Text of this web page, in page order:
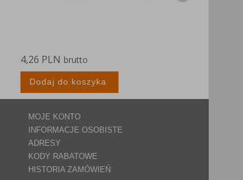
4,26 PLN brutto
Dodaj do koszyka
MOJE KONTO
INFORMACJE OSOBISTE
ADRESY
KODY RABATOWE
HISTORIA ZAMÓWIEŃ